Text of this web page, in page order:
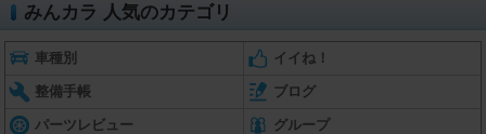
みんカラ 人気のカテゴリ
車種別 イイね！
整備手帳 ブログ
パーツレビュー グループ